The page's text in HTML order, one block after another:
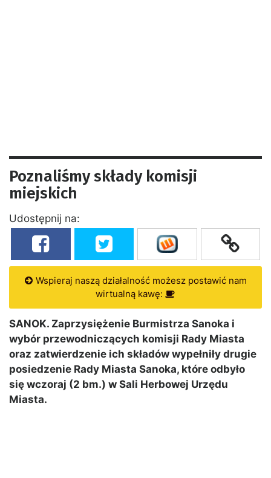
Poznaliśmy składy komisji
miejskich
Udostępnij na:
Wspieraj naszą działalność możesz postawić nam
wirtualną kawę:
SANOK. Zaprzysiężenie Burmistrza Sanoka i
wybór przewodniczących komisji Rady Miasta
oraz zatwierdzenie ich składów wypełniły drugie
posiedzenie Rady Miasta Sanoka, które odbyło
się wczoraj (2 bm.) w Sali Herbowej Urzędu
Miasta.